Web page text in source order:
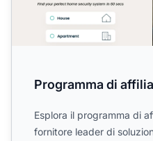
Programma di
Esplora il programma di
fornitore leader di